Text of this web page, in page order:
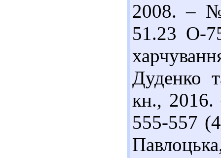
2008. –
51.23 О-
Дуденко
кн., 2016.
555-557